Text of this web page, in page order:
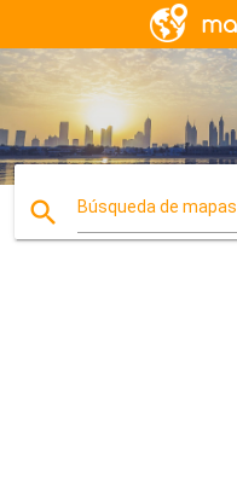
search Búsqueda de mapas